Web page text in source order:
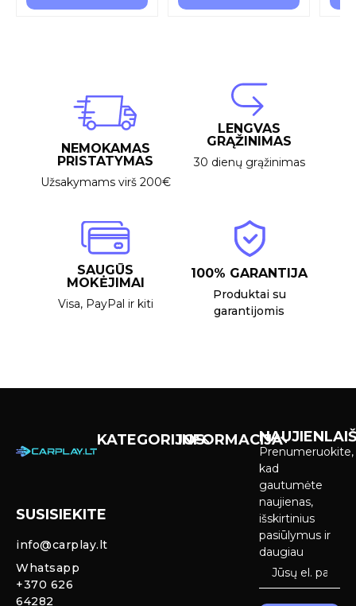
NEMOKAMAS
PRISTATYMAS
Užsakymams virš 200€
LENGVAS
GRĄŽINIMAS
30 dienų grąžinimas
SAUGŪS
MOKĖJIMAI
Visa, PayPal ir kiti
100% GARANTIJA
Produktai su
garantijomis
SUSISIEKITE
info@carplay.lt
Whatsapp
+370 626
64282
KATEGORIJOS
galinio vaizdo
INFORMACIJA
Prenumeruokite,
kad
gautumėte
naujienas,
išskirtinius
pasiūlymus ir
daugiau